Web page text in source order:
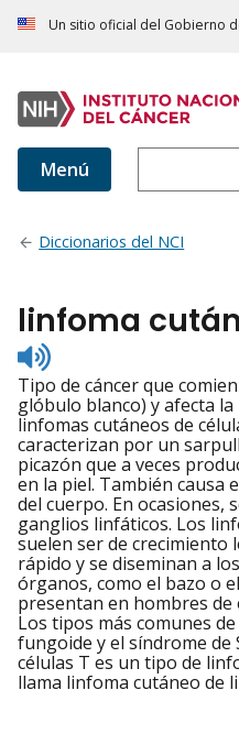
Un sitio oficial del Gobierno
Menú
Diccionarios del NCI
linfoma
Listen
to
pronunciation
Tipo de cáncer que
glóbulo blanco) y afecta
linfomas cutáneos de
caracterizan por un
picazón que a veces
en la piel. También causa
del cuerpo. En ocasiones,
ganglios linfáticos. Los
suelen ser de crecimiento
rápido y se diseminan a
órganos, como el bazo o
presentan en hombres de
Los tipos más comunes
fungoide y el síndrome de
células T es un tipo de
llama linfoma cutáneo de